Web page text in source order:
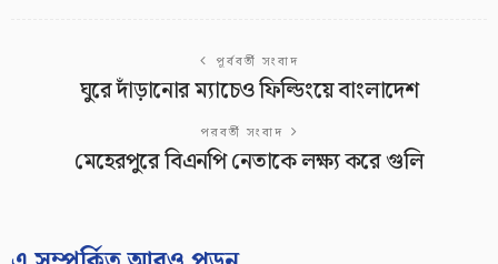
পূর্ববর্তী সংবাদ
ঘুরে দাঁড়ানোর ম্যাচেও ফিল্ডিংয়ে বাংলাদেশ
পরবর্তী সংবাদ
মেহেরপুরে বিএনপি নেতাকে লক্ষ্য করে গুলি